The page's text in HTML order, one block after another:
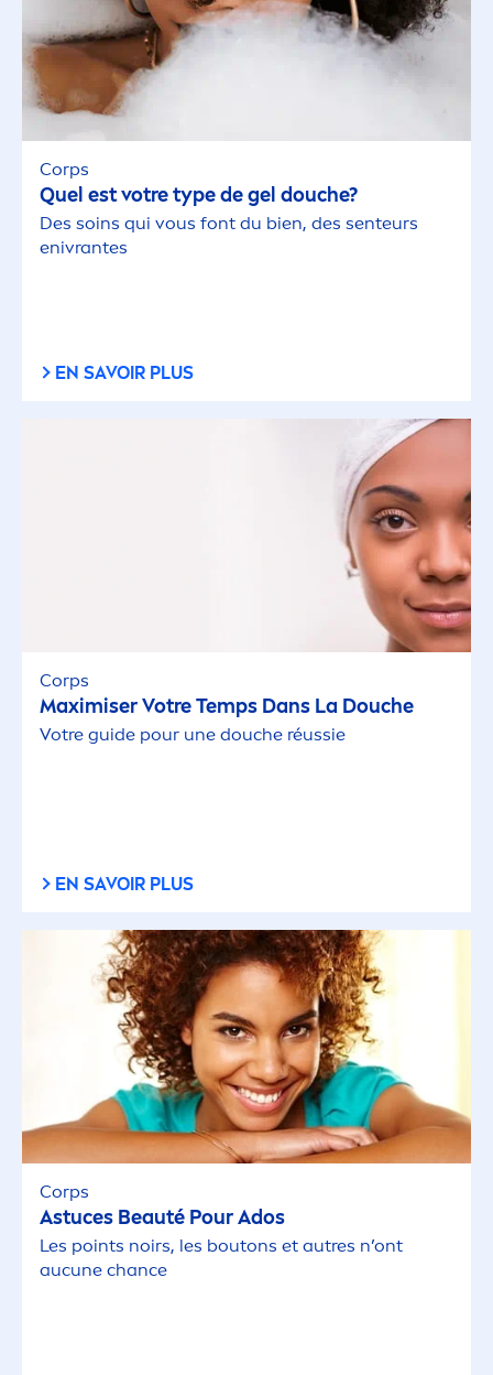
Corps
Quel est votre type de gel douche?
Des soins qui vous font du bien, des senteurs
enivrantes
EN SAVOIR PLUS
Corps
Maximiser Votre Temps Dans La Douche
Votre guide pour une douche réussie
EN SAVOIR PLUS
Corps
Astuces Beauté Pour Ados
Les points noirs, les boutons et autres n’ont
aucune chance